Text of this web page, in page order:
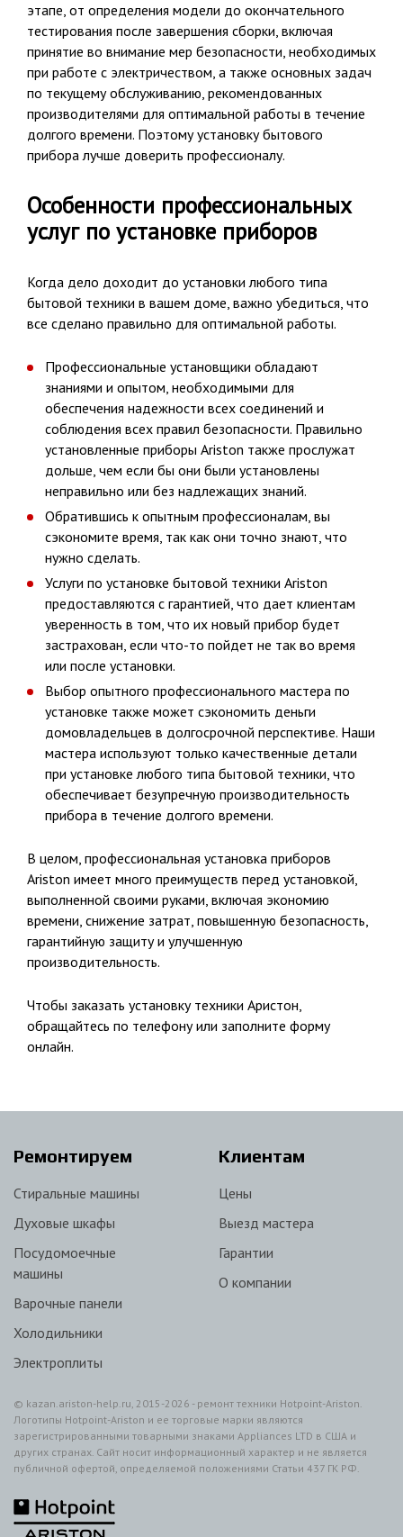
этапе, от определения модели до окончательного
тестирования после завершения сборки, включая
принятие во внимание мер безопасности, необходимых
при работе с электричеством, а также основных задач
по текущему обслуживанию, рекомендованных
производителями для оптимальной работы в течение
долгого времени. Поэтому установку бытового
прибора лучше доверить профессионалу.
Особенности профессиональных
услуг по установке приборов
Когда дело доходит до установки любого типа
бытовой техники в вашем доме, важно убедиться, что
все сделано правильно для оптимальной работы.
Профессиональные установщики обладают
знаниями и опытом, необходимыми для
обеспечения надежности всех соединений и
соблюдения всех правил безопасности. Правильно
установленные приборы Ariston также прослужат
дольше, чем если бы они были установлены
неправильно или без надлежащих знаний.
Обратившись к опытным профессионалам, вы
сэкономите время, так как они точно знают, что
нужно сделать.
Услуги по установке бытовой техники Ariston
предоставляются с гарантией, что дает клиентам
уверенность в том, что их новый прибор будет
застрахован, если что-то пойдет не так во время
или после установки.
Выбор опытного профессионального мастера по
установке также может сэкономить деньги
домовладельцев в долгосрочной перспективе. Наши
мастера используют только качественные детали
при установке любого типа бытовой техники, что
обеспечивает безупречную производительность
прибора в течение долгого времени.
В целом, профессиональная установка приборов
Ariston имеет много преимуществ перед установкой,
выполненной своими руками, включая экономию
времени, снижение затрат, повышенную безопасность,
гарантийную защиту и улучшенную
производительность.
Чтобы заказать установку техники Аристон,
обращайтесь по телефону или заполните форму
онлайн.
Ремонтируем
Стиральные машины
Духовые шкафы
Посудомоечные
машины
Варочные панели
Холодильники
Электроплиты
Клиентам
Цены
Выезд мастера
Гарантии
О компании
© kazan.ariston-help.ru, 2015-2026 - ремонт техники Hotpoint-Ariston.
Логотипы Hotpoint-Ariston и ее торговые марки являются
зарегистрированными товарными знаками Appliances LTD в США и
других странах. Сайт носит информационный характер и не является
публичной офертой, определяемой положениями Статьи 437 ГК РФ.